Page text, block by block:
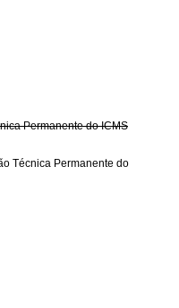
Permanente do ICMS
Técnica Permanente do